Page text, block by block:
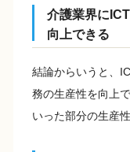
介護業界に
向上できる
結論からいうと、
務の生産性を向上
いった部分の生産